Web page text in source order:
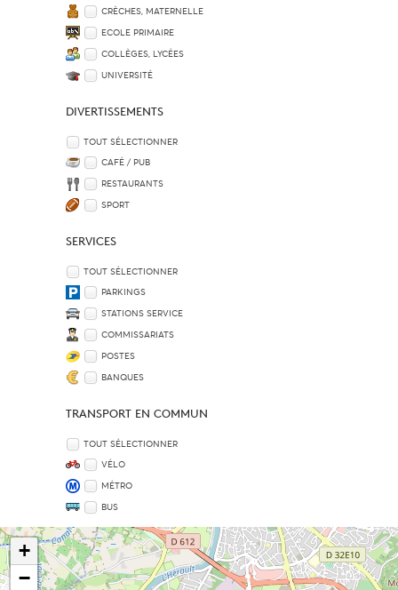
CRÈCHES, MATERNELLE
ECOLE PRIMAIRE
COLLÈGES, LYCÉES
UNIVERSITÉ
DIVERTISSEMENTS
TOUT SÉLECTIONNER
CAFÉ / PUB
RESTAURANTS
SPORT
SERVICES
TOUT SÉLECTIONNER
PARKINGS
STATIONS SERVICE
COMMISSARIATS
POSTES
BANQUES
TRANSPORT EN COMMUN
TOUT SÉLECTIONNER
VÉLO
MÉTRO
BUS
+
−